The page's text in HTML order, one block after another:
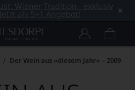
Wiener Tradition - exklusiv
als 5+1 Angebot!
Der Wein aus »diesem Jahr« – 2009